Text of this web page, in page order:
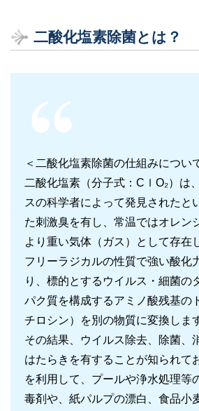
二酸化塩素除菌とは？
＜二酸化塩素除菌の仕組みについ
二酸化塩素（分子式：CｌO₂）は
スの科学者によって発見されたと
た刺激臭を有し、常温ではオレン
より重い気体（ガス）として存在
フリーラジカルの性質で強い酸化
り、標的とするウイルス・細菌の
パク質を構成するアミノ酸残基の
チロシン）を別の物質に変換しま
その結果、ウイルス除去、除菌、
はたらきを有することが知られて
を利用して、プールや浄水処理等
毒剤や、紙パルプの漂白、食品小